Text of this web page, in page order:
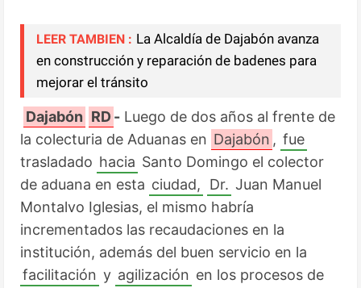
LEER TAMBIEN : La Alcaldía de Dajabón avanza
en construcción y reparación de badenes para
mejorar el tránsito
Dajabón RD- Luego de dos años al frente de
la colecturia de Aduanas en Dajabón , fue
trasladado hacia Santo Domingo el colector
de aduana en esta ciudad, Dr. Juan Manuel
Montalvo Iglesias, el mismo habría
incrementados las recaudaciones en la
facilitación y agilización en los procesos de